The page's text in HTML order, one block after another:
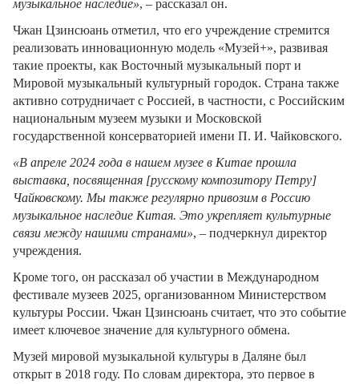
музыкальное наследие», – рассказал он.
Чжан Цзинсюань отметил, что его учреждение стремится
реализовать инновационную модель «Музей+», развивая
такие проекты, как Восточный музыкальный порт и
Мировой музыкальный культурный городок. Страна также
активно сотрудничает с Россией, в частности, с Российским
национальным музеем музыки и Московской
государственной консерваторией имени П. И. Чайковского.
«В апреле 2024 года в нашем музее в Китае прошла
выставка, посвященная [русскому композитору Петру]
Чайковскому. Мы также регулярно привозим в Россию
музыкальное наследие Китая. Это укрепляет культурные
связи между нашими странами», – подчеркнул директор
учреждения.
Кроме того, он рассказал об участии в Международном
фестивале музеев 2025, организованном Министерством
культуры России. Чжан Цзинсюань считает, что это событие
имеет ключевое значение для культурного обмена.
Музей мировой музыкальной культуры в Даляне был
открыт в 2018 году. По словам директора, это первое в